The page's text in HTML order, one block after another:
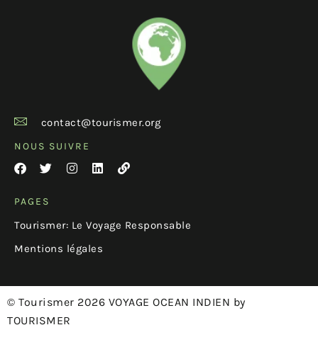
contact@tourismer.org
NOUS SUIVRE
PAGES
Tourismer: Le Voyage Responsable
Mentions légales
© Tourismer 2026 VOYAGE OCEAN INDIEN by
TOURISMER